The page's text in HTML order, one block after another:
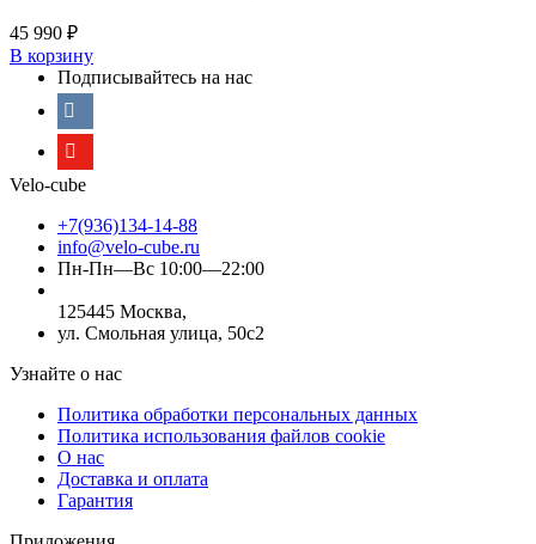
45 990 ₽
В корзину
Подписывайтесь на нас
Velo-cube
+7(936)134-14-88
info@velo-cube.ru
Пн-Пн—Вс 10:00—22:00
125445 Москва,
ул. Смольная улица, 50с2
Узнайте о нас
Политика обработки персональных данных
Политика использования файлов cookie
О нас
Доставка и оплата
Гарантия